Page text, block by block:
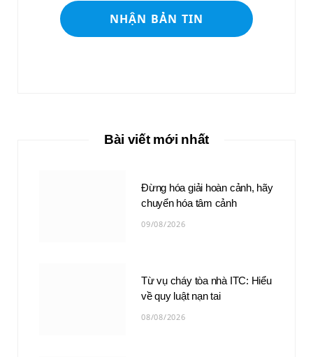
Bài viết mới nhất
Đừng hóa giải hoàn cảnh, hãy
chuyển hóa tâm cảnh
09/08/2026
Từ vụ cháy tòa nhà ITC: Hiểu
về quy luật nạn tai
08/08/2026